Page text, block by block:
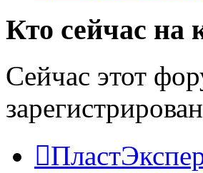
Кто сейчас на
Сейчас этот